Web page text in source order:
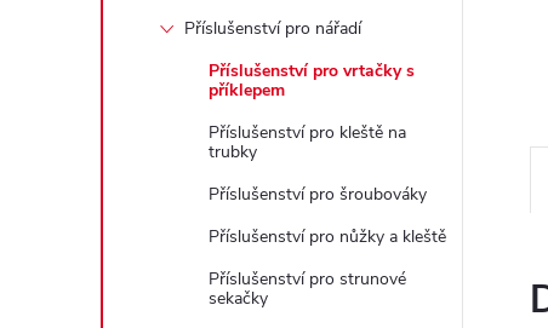
Příslušenství pro nářadí
Příslušenství pro vrtačky s
příklepem
Příslušenství pro kleště na
trubky
Příslušenství pro šroubováky
Příslušenství pro nůžky a kleště
Příslušenství pro strunové
sekačky